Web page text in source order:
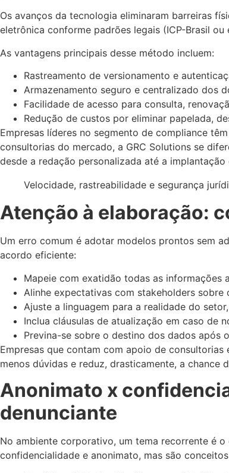
Os avanços da tecnologia eliminaram barreiras
eletrônica conforme padrões legais (ICP-Brasil
As vantagens principais desse método incluem:
Rastreamento de versionamento e
Armazenamento seguro e centralizado dos
Facilidade de acesso para consulta,
Redução de custos por eliminar papelada,
Empresas líderes no segmento de compliance
consultorias do mercado, a GRC Solutions se
desde a redação personalizada até a
Velocidade, rastreabilidade e segurança
Atenção à elaboração:
Um erro comum é adotar modelos prontos sem
acordo eficiente:
Mapeie com exatidão todas as informações
Alinhe expectativas com stakeholders
Ajuste a linguagem para a realidade do
Inclua cláusulas de atualização em caso de
Previna-se sobre o destino dos dados
Empresas que contam com apoio de
menos dúvidas e reduz, drasticamente, a chance
Anonimato x
denunciante
No ambiente corporativo, um tema recorrente é
confidencialidade e anonimato, mas são